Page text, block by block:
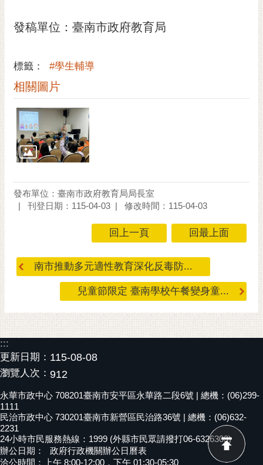
策
資
料
開
放
告
市
交
通
發稿單位：臺南市政府教育局
標籤： #學生輔導
相關圖片
發布單位：臺南市政府教育局局長室
刊登日期：115-04-03
修改時間：115-04-03
回上一頁 回最上面
南市推動多元適性教育深化反毒防...
兒童節限定 臺南學校午餐變身童...
:::
更新日期： 115-08-08
瀏覽人次： 912
永華市政中心 708201臺南市安平區永華路二段6號 | 總機：(06)299-
1111
民治市政中心 730201臺南市新營區民治路36號 | 總機：(06)632-
2231
24小時市民服務熱線：1999 (外縣市民眾請撥打06-6326303)
辦公日期：
政府行政機關辦公日曆表
洽公時間：上午 8:00-12:00，下午 01:30-05:30